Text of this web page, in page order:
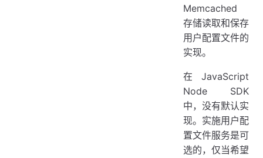
Memcached
存储读取和保存
用户配置文件的
实现。
在 JavaScript
Node SDK
中，没有默认实
现。实施用户配
置文件服务是可
选的，仅当希望